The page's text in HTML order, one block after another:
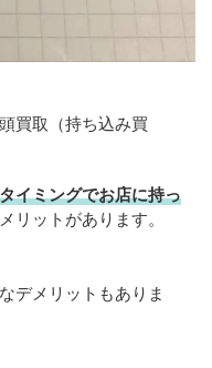
買取（持ち込み買
イミングでお店に持っ
リットがあります。
デメリットもありま